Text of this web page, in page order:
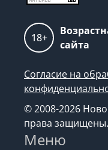
18+
сайта
Согласие на
© 2008-2026
права защищены.
Меню